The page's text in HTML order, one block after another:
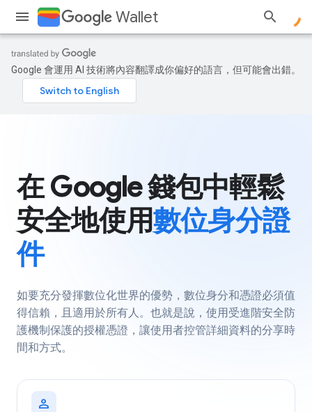
Wallet
Google 會運用 AI 技術將內容翻譯成你偏好的語言，但可能會出錯。